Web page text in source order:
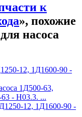
к
», похожие
насоса
12, 1Д1600-90 -
1Д500-63,
- Н03.3. ...
12, 1Д1600-90 -